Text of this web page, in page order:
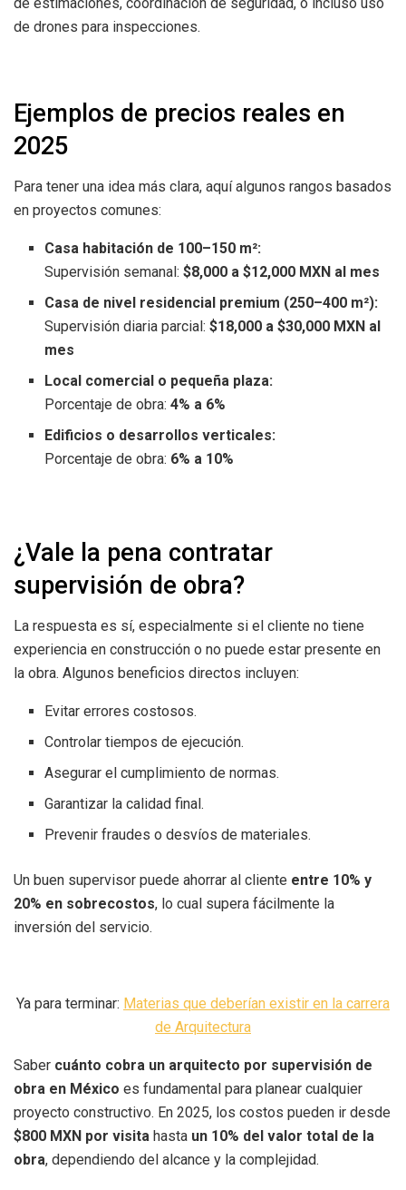
de drones para inspecciones.
Ejemplos de precios reales en
2025
Para tener una idea más clara, aquí algunos rangos basados
en proyectos comunes:
Casa habitación de 100–150 m²:
Supervisión semanal:$8,000 a $12,000 MXN al mes
Casa de nivel residencial premium (250–400 m²):
Supervisión diaria parcial:$18,000 a $30,000 MXN al
mes
Local comercial o pequeña plaza:
Porcentaje de obra:4% a 6%
Edificios o desarrollos verticales:
Porcentaje de obra: 6% a 10%
¿Vale la pena contratar
supervisión de obra?
La respuesta es sí, especialmente si el cliente no tiene
experiencia en construcción o no puede estar presente en
la obra. Algunos beneficios directos incluyen:
Evitar errores costosos.
Controlar tiempos de ejecución.
Asegurar el cumplimiento de normas.
Garantizar la calidad final.
Prevenir fraudes o desvíos de materiales.
Un buen supervisor puede ahorrar al cliente entre 10% y
20% en sobrecostos, lo cual supera fácilmente la
inversión del servicio.
Ya para terminar: Materias que deberían existir en la carrera
de Arquitectura
Saber cuánto cobra un arquitecto por supervisión de
obra en México es fundamental para planear cualquier
proyecto constructivo. En 2025, los costos pueden ir desde
$800 MXN por visita hasta un 10% del valor total de la
obra, dependiendo del alcance y la complejidad.